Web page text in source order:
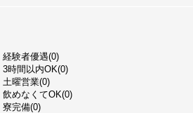
経験者優遇(0)
3時間以内OK(0)
土曜営業(0)
飲めなくてOK(0)
寮完備(0)